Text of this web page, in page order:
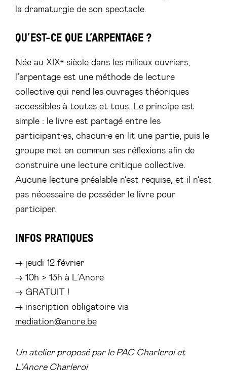
la dramaturgie de son spectacle.
QU’EST-CE QUE L’ARPENTAGE ?
Née au XIXᵉ siècle dans les milieux ouvriers,
l’arpentage est une méthode de lecture
collective qui rend les ouvrages théoriques
accessibles à toutes et tous. Le principe est
simple : le livre est partagé entre les
participant·es, chacun·e en lit une partie, puis le
groupe met en commun ses réflexions afin de
construire une lecture critique collective.
Aucune lecture préalable n’est requise, et il n’est
pas nécessaire de posséder le livre pour
participer.
INFOS PRATIQUES
→ jeudi 12 février
→ 10h > 13h à L’Ancre
→ GRATUIT !
→ inscription obligatoire via
mediation@ancre.be
Un atelier proposé par le PAC Charleroi et
L’Ancre Charleroi